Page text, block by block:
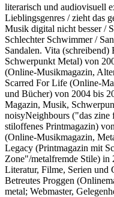
literarisch und audiovisuell
Lieblingsgenres / zieht das
Musik digital nicht besser /
Schlechter Schwimmer /
Sandalen. Vita
Schwerpunkt Metal) von
(Online-Musikmagazin,
Scarred For Life (Online-
und Bücher) von 2004 bis
Magazin, Musik,
noisyNeighbours ("das
stiloffenes Printmagazin)
(Online-Musikmagazin,
Legacy (Printmagazin mit
Zone"/metalfremde Stile) in
Literatur, Filme, Serien und
Betreutes Proggen
metal; Webmaster,